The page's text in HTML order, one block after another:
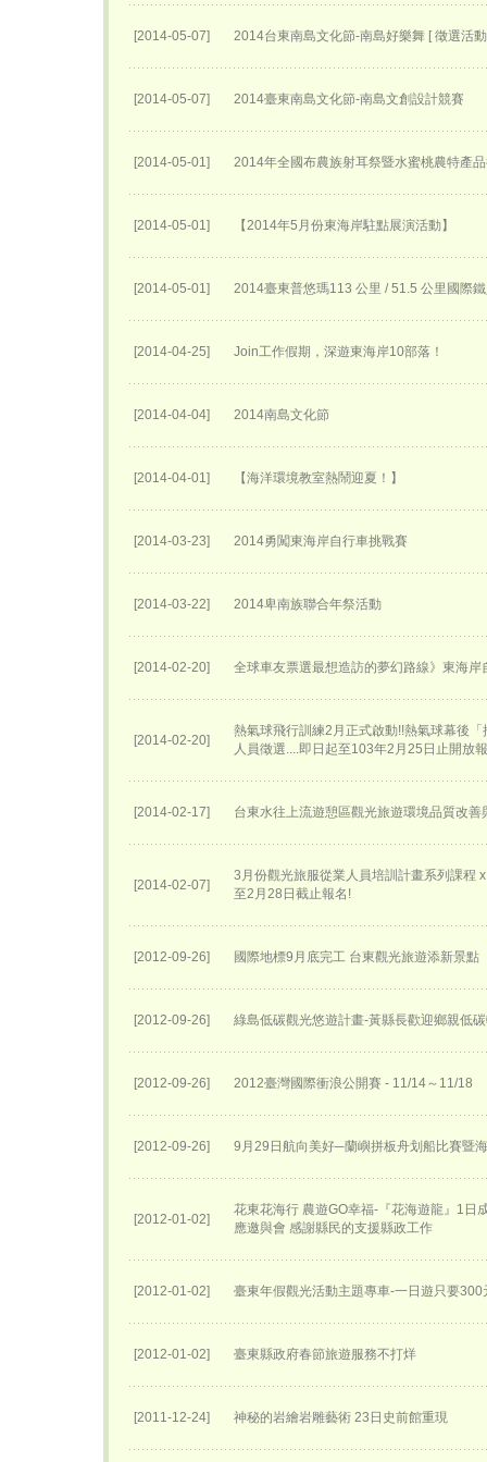
[2014-05-07] 2014台東南島文化節-南島好樂舞 [ 徵選活
[2014-05-07] 2014臺東南島文化節-南島文創設計競賽
[2014-05-01] 2014年全國布農族射耳祭暨水蜜桃農特產
[2014-05-01] 【2014年5月份東海岸駐點展演活動】
[2014-05-01] 2014臺東普悠瑪113 公里 / 51.5 公里國際
[2014-04-25] Join工作假期，深遊東海岸10部落！
[2014-04-04] 2014南島文化節
[2014-04-01] 【海洋環境教室熱鬧迎夏！】
[2014-03-23] 2014勇闖東海岸自行車挑戰賽
[2014-03-22] 2014卑南族聯合年祭活動
[2014-02-20] 全球車友票選最想造訪的夢幻路線》東海岸
[2014-02-20]
熱氣球飛行訓練2月正式啟動!!熱氣球幕後
人員徵選....即日起至103年2月25日止開放
[2014-02-17] 台東水往上流遊憩區觀光旅遊環境品質改善
[2014-02-07]
3月份觀光旅服從業人員培訓計畫系列課程
至2月28日截止報名!
[2012-09-26] 國際地標9月底完工 台東觀光旅遊添新景點
[2012-09-26] 綠島低碳觀光悠遊計畫-黃縣長歡迎鄉親低
[2012-09-26] 2012臺灣國際衝浪公開賽 - 11/14～11/18
[2012-09-26] 9月29日航向美好─蘭嶼拼板舟划船比賽暨
[2012-01-02]
花東花海行 農遊GO幸福-『花海遊龍』1日
應邀與會 感謝縣民的支援縣政工作
[2012-01-02] 臺東年假觀光活動主題專車-一日遊只要300
[2012-01-02] 臺東縣政府春節旅遊服務不打烊
[2011-12-24] 神秘的岩繪岩雕藝術 23日史前館重現